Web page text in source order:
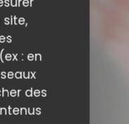
: en
des